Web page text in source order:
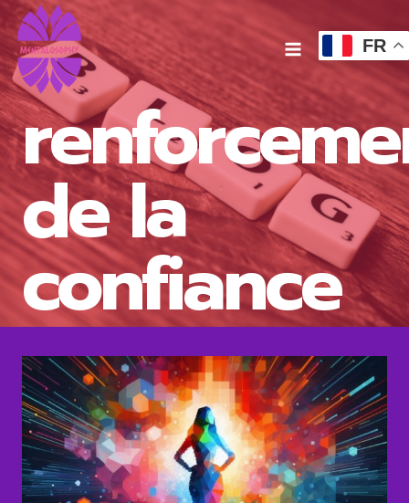
Aller
au
contenu
FR
de la
confiance